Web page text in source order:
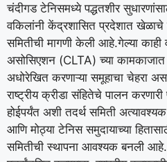
चंदीगड टेनिसमध्ये पद्धतशीर
वकिलांनी केंद्रशासित प्रदेशात खेळाचे
समितीची मागणी केली आहे.गेल्या
असोसिएशन (CLTA) च्या
अधोरेखित करणाऱ्या समूहाचा चेहरा
राष्ट्रीय क्रीडा संहितेचे पालन
होईपर्यंत अशी तदर्थ समिती
आणि मोठ्या टेनिस समुदायाच्या
समितीची स्थापना आवश्यक बनली आहे.